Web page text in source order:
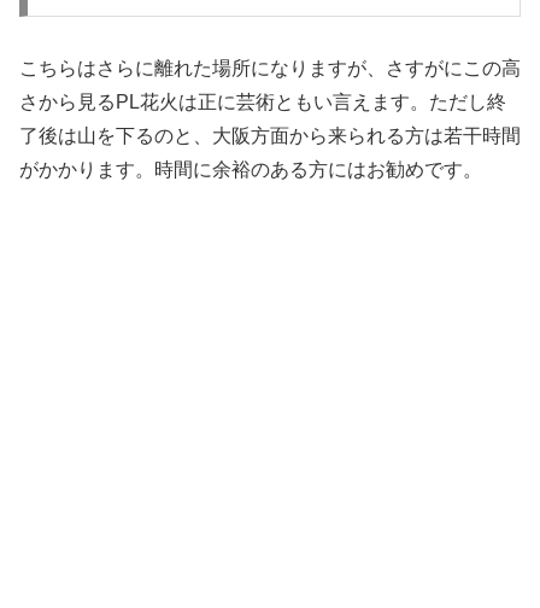
こちらはさらに離れた場所になりますが、さすがにこの高
さから見るPL花火は正に芸術ともい言えます。ただし終
了後は山を下るのと、大阪方面から来られる方は若干時間
がかかります。時間に余裕のある方にはお勧めです。